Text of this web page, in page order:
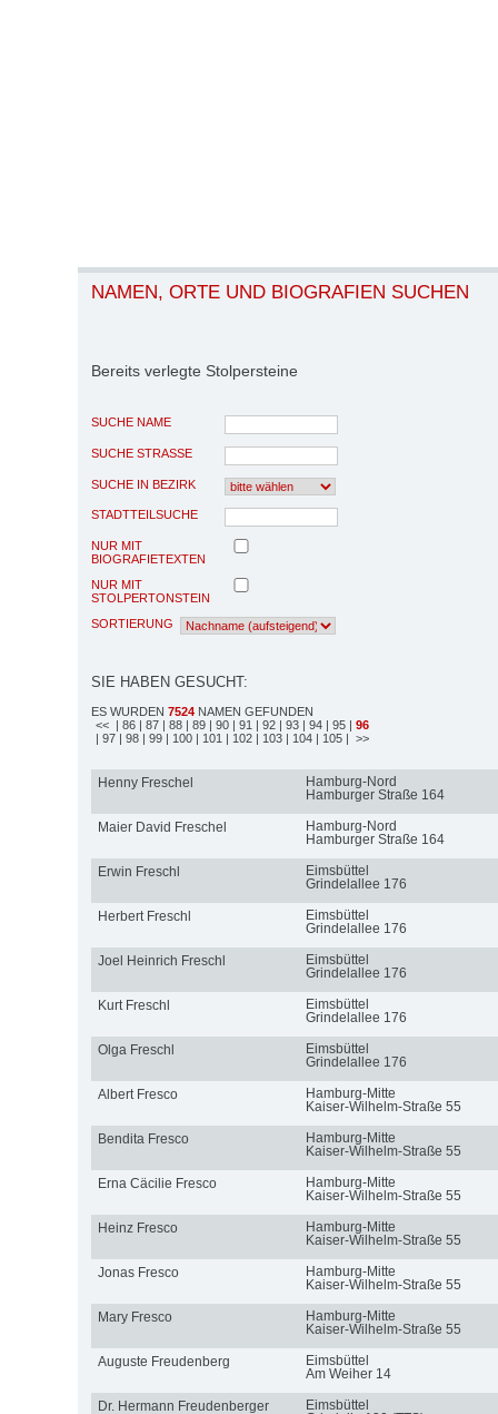
NAMEN, ORTE UND BIOGRAFIEN SUCHEN
Bereits verlegte Stolpersteine
SUCHE NAME
SUCHE STRASSE
SUCHE IN BEZIRK
STADTTEILSUCHE
NUR MIT
BIOGRAFIETEXTEN
NUR MIT
STOLPERTONSTEIN
SORTIERUNG
SIE HABEN GESUCHT:
ES WURDEN 7524 NAMEN GEFUNDEN
<< | 86 | 87 | 88 | 89 | 90 | 91 | 92 | 93 | 94 | 95 | 96
| 97 | 98 | 99 | 100 | 101 | 102 | 103 | 104 | 105 | >>
Henny Freschel
Hamburg-Nord
Hamburger Straße 164
Maier David Freschel
Hamburg-Nord
Hamburger Straße 164
Erwin Freschl
Eimsbüttel
Grindelallee 176
Herbert Freschl
Eimsbüttel
Grindelallee 176
Joel Heinrich Freschl
Eimsbüttel
Grindelallee 176
Kurt Freschl
Eimsbüttel
Grindelallee 176
Olga Freschl
Eimsbüttel
Grindelallee 176
Albert Fresco
Hamburg-Mitte
Kaiser-Wilhelm-Straße 55
Bendita Fresco
Hamburg-Mitte
Kaiser-Wilhelm-Straße 55
Erna Cäcilie Fresco
Hamburg-Mitte
Kaiser-Wilhelm-Straße 55
Heinz Fresco
Hamburg-Mitte
Kaiser-Wilhelm-Straße 55
Jonas Fresco
Hamburg-Mitte
Kaiser-Wilhelm-Straße 55
Mary Fresco
Hamburg-Mitte
Kaiser-Wilhelm-Straße 55
Auguste Freudenberg
Eimsbüttel
Am Weiher 14
Dr. Hermann Freudenberger
Eimsbüttel